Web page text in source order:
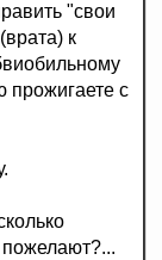
"свои
к
прожигаете с